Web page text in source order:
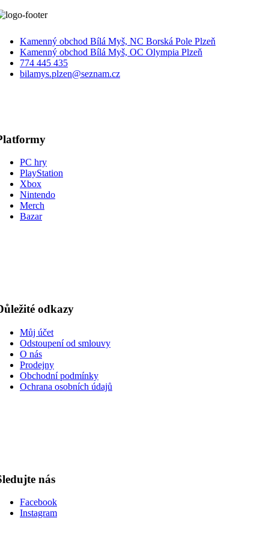
Kamenný obchod Bílá Myš, NC Borská Pole Plzeň
Kamenný obchod Bílá Myš, OC Olympia Plzeň
774 445 435
bilamys.plzen@seznam.cz
PC hry
PlayStation
Xbox
Nintendo
Merch
Bazar
odkazy
Můj účet
Odstoupení od smlouvy
O nás
Prodejny
Obchodní podmínky
Ochrana osobních údajů
nás
Facebook
Instagram